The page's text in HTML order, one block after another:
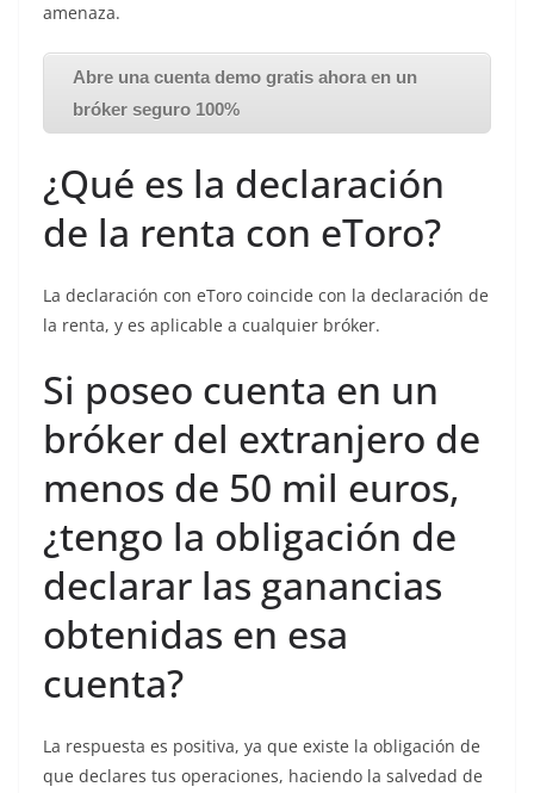
amenaza.
Abre una cuenta demo gratis ahora en un
bróker seguro 100%
¿Qué es la declaración
de la renta con eToro?
La declaración con eToro coincide con la declaración de
la renta, y es aplicable a cualquier bróker.
Si poseo cuenta en un
bróker del extranjero de
menos de 50 mil euros,
¿tengo la obligación de
declarar las ganancias
obtenidas en esa
cuenta?
La respuesta es positiva, ya que existe la obligación de
que declares tus operaciones, haciendo la salvedad de